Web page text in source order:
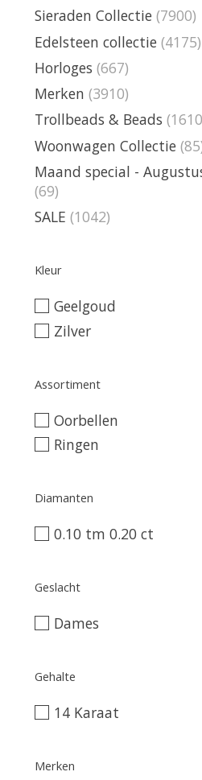
Sieraden Collectie (7900)
Edelsteen collectie (4175)
Horloges (667)
Merken (3910)
Trollbeads & Beads
Woonwagen Collectie
Maand special -
(69)
SALE (1042)
Kleur
Geelgoud
Zilver
Assortiment
Oorbellen
Ringen
Diamanten
0.10 tm 0.20 ct
Geslacht
Dames
Gehalte
14 Karaat
Merken